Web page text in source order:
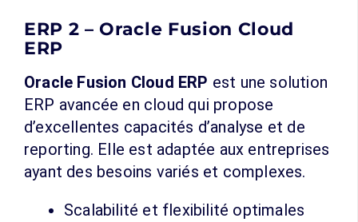
ERP 2 – Oracle Fusion Cloud
ERP
Oracle Fusion Cloud ERP est une solution
ERP avancée en cloud qui propose
d’excellentes capacités d’analyse et de
reporting. Elle est adaptée aux entreprises
ayant des besoins variés et complexes.
Scalabilité et flexibilité optimales